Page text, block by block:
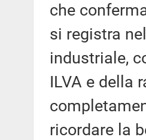
che
si registra
industriale,
ILVA e della
ricordare la